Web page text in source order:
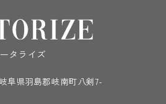
タライズ
阜県羽島郡岐南町八剣7-